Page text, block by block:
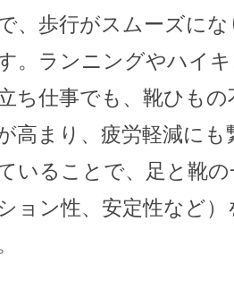
、歩行がスムーズに
。ランニングやハイ
ち仕事でも、靴ひも
高まり、疲労軽減に
いることで、足と靴
ョン性、安定性など